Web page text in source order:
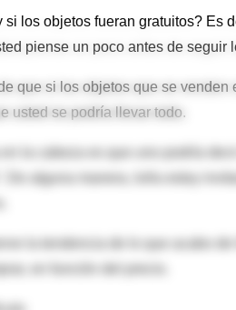
si los objetos fueran gratuitos? Es
piense un poco antes de seguir
que si los objetos que se
usted se podría llevar todo.
De alguna manera, lo/la estoy
la tendencia de lo que acabo